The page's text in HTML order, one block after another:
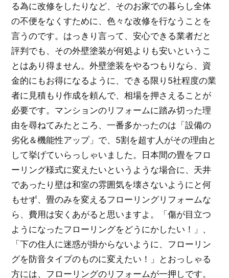
る為に改修をしたりなど、そのお家での暮らし全体
の不便をなくすために、色々な改修を行なうことを
言うのです。はっきり言って、安心できる業者だと
評判でも、その外壁塗装が何処よりも安いというこ
とはあり得ません。外壁塗装をやるつもりなら、資
金的にもお得になるように、できる限り5社程度の業
者に見積もり作成を頼んで、相場を押さえることが
必要です。マンションのリフォームに踏み切った理
由を尋ねてみたところ、一番多かったのは「設備の
劣化＆機能性アップ」で、5割を超す人がその理由と
して挙げていらっしゃいました。日本間の畳をフロ
ーリング様式に変えたいというような場合に、天井
であったり壁は和室の雰囲気を壊さないようにと何
もせず、畳のみを変えるフローリングリフォームな
ら、費用は安くあがると思いますよ。「傷が目立つ
ようになったフローリングをどうにかしたい！」、
「下の住人に迷惑が掛からないように、フローリン
グを防音タイプのものに変えたい！」とおっしゃる
方には、フローリングのリフォームが一押しです。